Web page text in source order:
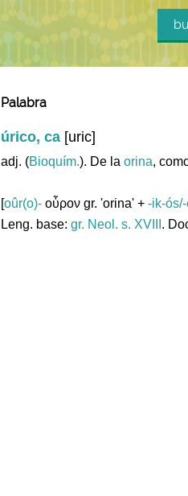
Palabra
úrico, ca [uric]
adj. (Bioquím.). De la orina,
[oûr(o)- οὖρον gr. 'orina' + -ik-
Leng. base: gr. Neol. s. XVIII .